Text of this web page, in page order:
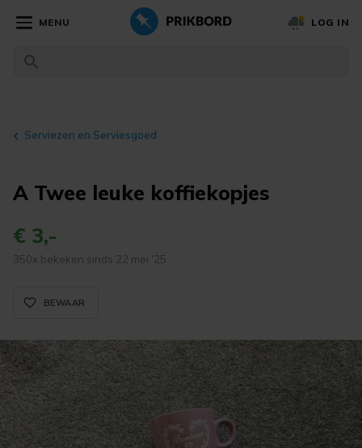
MENU LOG IN
Serviezen en Serviesgoed
A Twee leuke koffiekopjes
€ 3,-
350x bekeken sinds 22 mei '25
favorite_border_rounded
BEWAAR